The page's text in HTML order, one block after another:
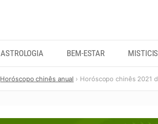
ASTROLOGIA BEM-ESTAR
Horóscopo chinês anual Horóscopo chinês 2021